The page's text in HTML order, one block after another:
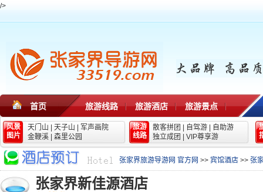
/>
首页 旅游线路 旅游酒店 旅游景点
风景
图片
天门山 天子山
军声画院
金鞭溪
森里公园
旅游
线路
散客拼团 自驾游
自助游
独立成团
VIP尊享游
张家界旅游导游网 官方网 >> 宾馆酒店 >> 张
张家界新佳源酒店